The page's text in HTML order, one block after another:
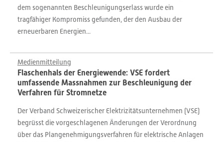
dem sogenannten Beschleunigungserlass wurde ein
tragfähiger Kompromiss gefunden, der den Ausbau der
erneuerbaren Energien...
Medienmitteilung
Flaschenhals der Energiewende: VSE fordert
umfassende Massnahmen zur Beschleunigung der
Verfahren für Stromnetze
Der Verband Schweizerischer Elektrizitätsunternehmen (VSE)
begrüsst die vorgeschlagenen Änderungen der Verordnung
über das Plangenehmigungsverfahren für elektrische Anlagen